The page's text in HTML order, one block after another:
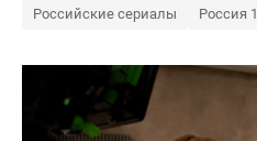
Российские сериалы
Россия 1